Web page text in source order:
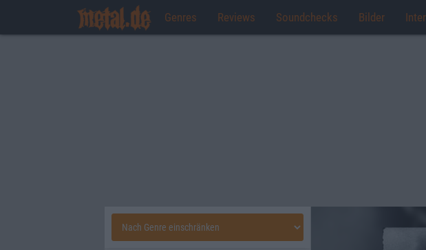
Genres Reviews Soundchecks Bilder